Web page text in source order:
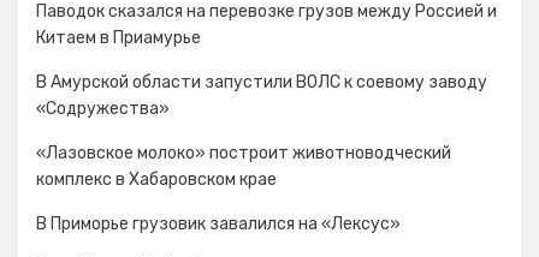
Паводок сказался на перевозке грузов между Россией и
Китаем в Приамурье
В Амурской области запустили ВОЛС к соевому заводу
«Содружества»
«Лазовское молоко» построит животноводческий
комплекс в Хабаровском крае
В Приморье грузовик завалился на «Лексус»